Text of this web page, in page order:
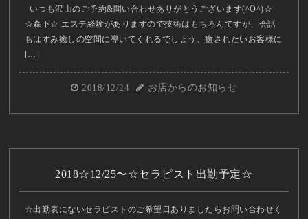
いつも沢山のご予約&問い合わせありがとうございます(^O^)☆
☆森下☆ エステ経験がありますので技術はもちろんですが、会話
もはずみ癒しの空間に導いてくれるでしょう、癒されたいお客様に
[…]
2018/12/24 お店からのお知らせ
2018☆12/25〜☆セラピスト出勤予定☆
☆出勤表にないセラピストのご希望日ありましたらお問い合わせく